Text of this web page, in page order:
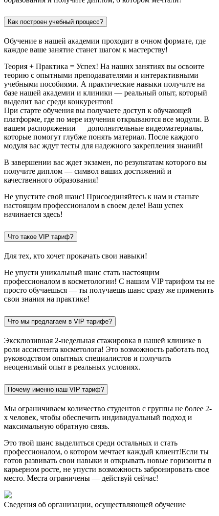
Как построен учебный процесс?
Обучение в нашей академии проходит в очном формате, где
каждое ваше занятие станет шагом к мастерству!
Теория + Практика = Успех! На наших занятиях вы освоите
теорию с опытными преподавателями и интерактивными
учебными пособиями. А практические навыки получите на
базе нашей академии и клиники — реальный опыт, который
выделит вас среди конкурентов!
При старте обучения вы получаете доступ к обучающей
платформе, где по мере изучения открываются все модули. В
вашем распоряжении — дополнительные видеоматериалы,
которые помогут глубже понять материал. После каждого
модуля вас ждут тесты для надежного закрепления знаний!
В завершении вас ждет экзамен, по результатам которого вы
получите диплом — символ ваших достижений и
качественного образования!
Не упустите свой шанс! Присоединяйтесь к нам и станьте
настоящим профессионалом в своем деле! Ваш успех
начинается здесь!
Что такое VIP тариф?
Для тех, кто хочет прокачать свои навыки!
Не упусти уникальный шанс стать настоящим
профессионалом в косметологии! С нашим VIP тарифом ты не
просто обучаешься — ты получаешь шанс сразу же применить
свои знания на практике!
Что мы предлагаем в VIP тарифе?
Эксклюзивная 2-недельная стажировка в нашей клинике в
роли ассистента косметолога! Это возможность работать под
руководством опытных специалистов и получить
неоценимый опыт в реальных условиях.
Почему именно наш VIP тариф?
Мы ограничиваем количество студентов с группы не более 2-
х человек, чтобы обеспечить индивидуальный подход и
максимальную обратную связь.
Это твой шанс выделиться среди остальных и стать
профессионалом, о котором мечтает каждый клиент!Если ты
готов развивать свои навыки и открывать новые горизонты в
карьерном росте, не упусти возможность забронировать свое
место. Места ограничены — действуй сейчас!
Сведения об организации, осуществляющей обучение